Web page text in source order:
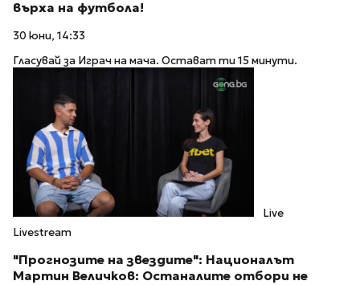
върха на футбола!
30 юни, 14:33
Гласувай за Играч на мача. Остават ти 15 минути.
Live
Livestream
"Прогнозите на звездите": Националът
Мартин Величков: Останалите отбори не